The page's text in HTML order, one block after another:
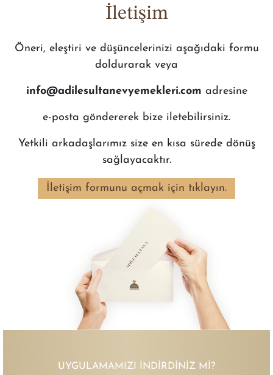
İletişim
Öneri, eleştiri ve düşüncelerinizi aşağıdaki formu
doldurarak veya
info@adilesultanevyemekleri.com adresine
e-posta göndererek bize iletebilirsiniz.
Yetkili arkadaşlarımız size en kısa sürede dönüş
sağlayacaktır.
İletişim formunu açmak için tıklayın.
UYGULAMAMIZI İNDIRDINIZ MI?